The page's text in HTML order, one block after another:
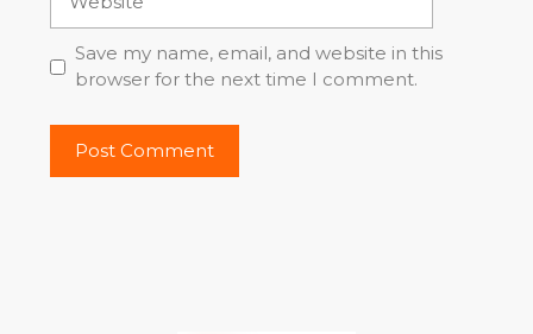
Save my name, email, and website in this
browser for the next time I comment.